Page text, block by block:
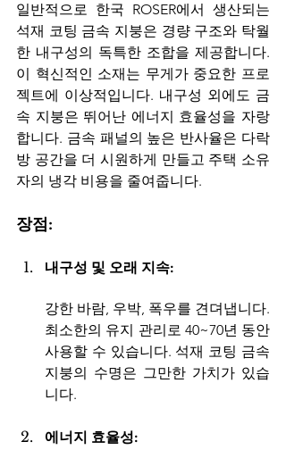
일반적으로 한국 ROSER에서 생산되는
석재 코팅 금속 지붕은 경량 구조와 탁월
한 내구성의 독특한 조합을 제공합니다.
이 혁신적인 소재는 무게가 중요한 프로
젝트에 이상적입니다. 내구성 외에도 금
속 지붕은 뛰어난 에너지 효율성을 자랑
합니다. 금속 패널의 높은 반사율은 다락
방 공간을 더 시원하게 만들고 주택 소유
자의 냉각 비용을 줄여줍니다.
장점:
내구성 및 오래 지속:
강한 바람, 우박, 폭우를 견뎌냅니다.
최소한의 유지 관리로 40~70년 동안
사용할 수 있습니다. 석재 코팅 금속
지붕의 수명은 그만한 가치가 있습
니다.
에너지 효율성: